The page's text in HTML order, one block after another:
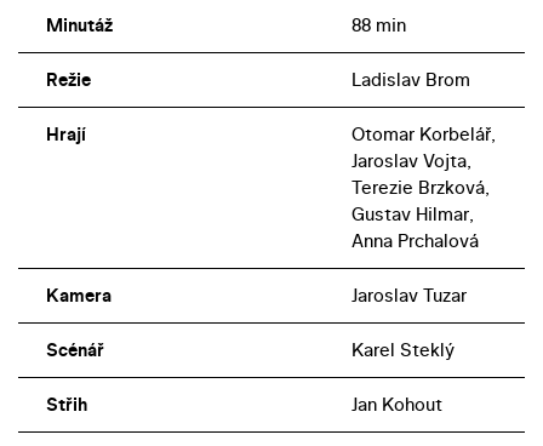
Minutáž 88 min
Režie Ladislav Brom
Hrají
Otomar Korbelář,
Jaroslav Vojta,
Terezie Brzková,
Gustav Hilmar,
Anna Prchalová
Kamera Jaroslav Tuzar
Scénář Karel Steklý
Střih Jan Kohout